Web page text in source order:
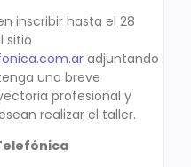
inscribir hasta el 28
sitio
adjuntando
una breve
profesional y
realizar el taller.